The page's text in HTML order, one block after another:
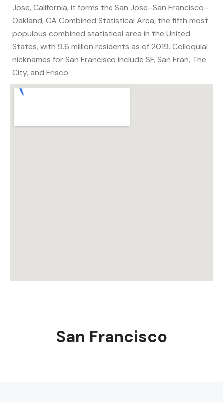
Jose, California, it forms the San Jose–San Francisco–
Oakland, CA Combined Statistical Area, the fifth most
populous combined statistical area in the United
States, with 9.6 million residents as of 2019. Colloquial
nicknames for San Francisco include SF, San Fran, The
City, and Frisco.
San Francisco